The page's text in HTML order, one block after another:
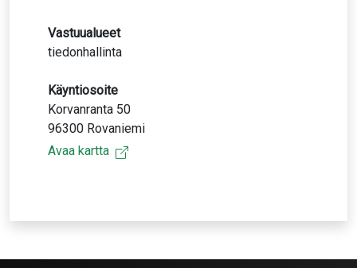
Vastuualueet
tiedonhallinta
Käyntiosoite
Korvanranta 50
96300 Rovaniemi
Avaa kartta